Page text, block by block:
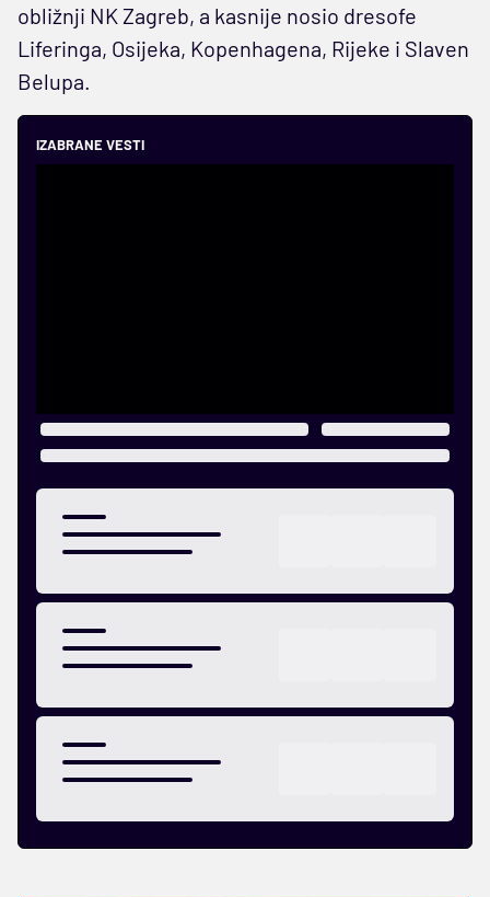
obližnji NK Zagreb, a kasnije nosio dresofe
Liferinga, Osijeka, Kopenhagena, Rijeke i Slaven
Belupa.
IZABRANE VESTI